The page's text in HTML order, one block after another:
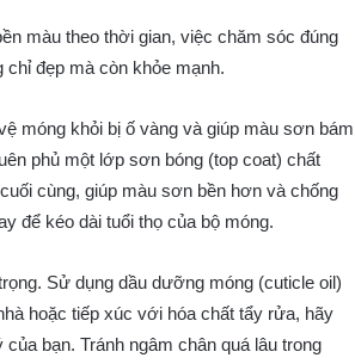
màu theo thời gian, việc chăm sóc đúng
đẹp mà còn khỏe mạnh.
móng khỏi bị ố vàng và giúp màu sơn bám
phủ một lớp sơn bóng (top coat) chất
cùng, giúp màu sơn bền hơn và chống
để kéo dài tuổi thọ của bộ móng.
Sử dụng dầu dưỡng móng (cuticle oil)
hoặc tiếp xúc với hóa chất tẩy rửa, hãy
của bạn. Tránh ngâm chân quá lâu trong